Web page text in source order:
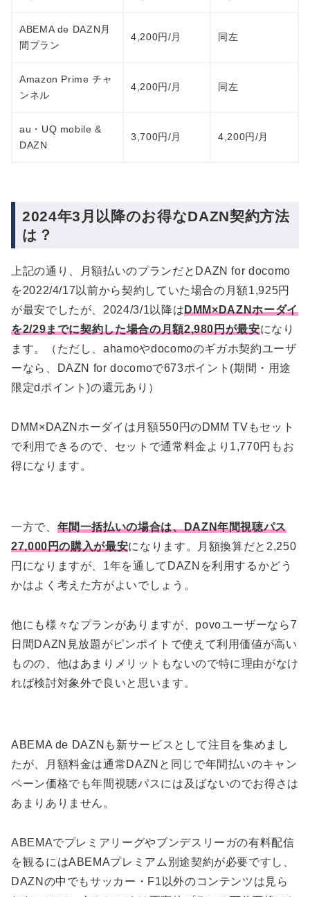
ABEMA de DAZN月
間プラン
4,200円/月 同左
Amazon Prime チャ
ンネル
4,200円/月 同左
au・UQ mobile &
DAZN
3,700円/月 4,200円/月
2024年3月以降のお得なDAZN契約方法
は？
上記の通り、月額払いのプランだとDAZN for docomo
を2022/4/17以前から契約していた場合の月額1,925円
が最安でしたが、2024/3/1以降はDMM×DAZNホーダイ
を2/29までに契約した場合の月額2,980円が最安になり
ます。（ただし、ahamoやdocomoのギガホ契約ユーザ
ーなら、DAZN for docomoで673ポイント(期間・用途
限定dポイント)の還元あり）
DMM×DAZNホーダイは月額550円のDMM TVもセット
で利用できるので、セットで通常料金より1,770円もお
得になります。
一方で、 年間一括払いの場合は、DAZN年間視聴パス
27,000円の購入が最安になります。月額換算だと2,250
円になりますが、1年を通してDAZNを利用するかどう
かはよく考えた方がよいでしょう。
他にも様々なプランがありますが、povoユーザーなら7
日間DAZN見放題がピンポイトで使えて利用価値が高い
ものの、他はあまりメリットもないので特に理由がなけ
れば検討対象外で良いと思います。
ABEMA de DAZNも新サービスとして注目を集めまし
たが、月額料金は通常DAZNと同じで年間払いのキャン
ペーン価格でも年間視聴パスには及ばないのでお得さは
あまりありません。
ABEMAでプレミアリーグやブンデスリーガの有料配信
を観るにはABEMAプレミアム別途契約が必要ですし、
DAZNの中でもサッカー・F1以外のコンテンツは見ら